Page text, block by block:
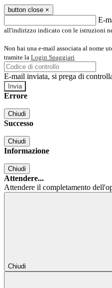
button close ×
E-
all'indirizzo indicato con le istruzioni
Non hai una e-mail associata al nome
tramite la Login Spaggiari
E-mail inviata, si prega di
Errore
Chiudi
Successo
Chiudi
Informazione
Chiudi
Attendere...
Attendere il completamento
Chiudi